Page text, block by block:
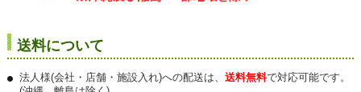
送料について
法人様(会社・店舗・施設入れ)への配送は、 送料無料で対応可能です。